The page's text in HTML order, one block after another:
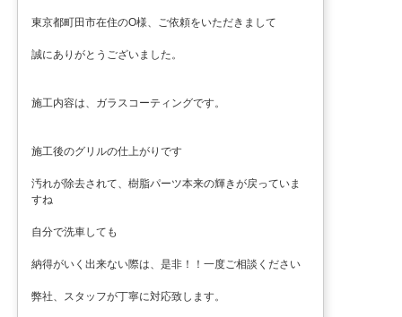
東京都町田市在住のO様、ご依頼をいただきまして
誠にありがとうございました。
施工内容は、ガラスコーティングです。
施工後のグリルの仕上がりです
汚れが除去されて、樹脂パーツ本来の輝きが戻っていま
すね
自分で洗車しても
納得がいく出来ない際は、是非！！一度ご相談ください
弊社、スタッフが丁寧に対応致します。